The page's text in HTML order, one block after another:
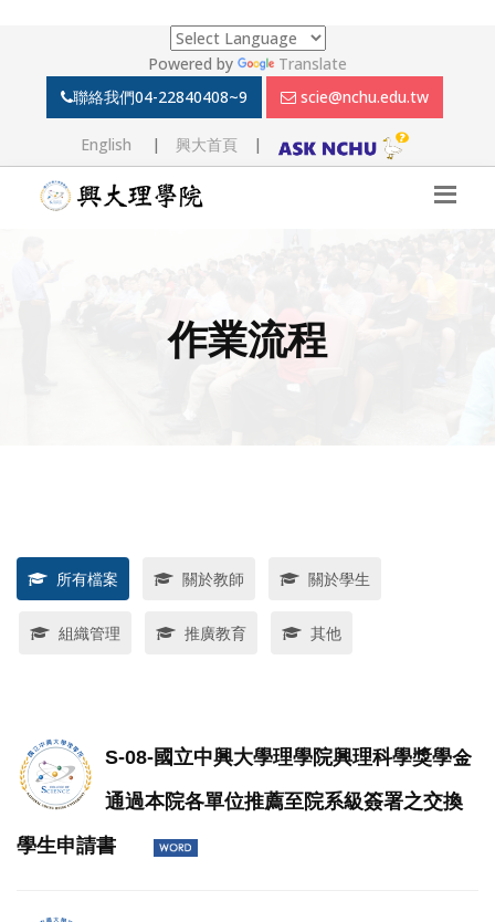
Powered by
Translate
聯絡我們04-22840408~9 scie@nchu.edu.tw
English | 興大首頁|
作業流程
所有檔案 關於教師 關於學生
組織管理 推廣教育 其他
S-08-國立中興大學理學院興理科學獎學金
通過本院各單位推薦至院系級簽署之交換
學生申請書